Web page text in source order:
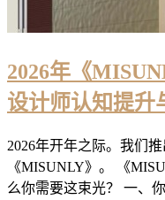
2026年《
设计师认知提升
2026年开年之际。我们
《MISUNLY》。 《
么你需要这束光？ 一、